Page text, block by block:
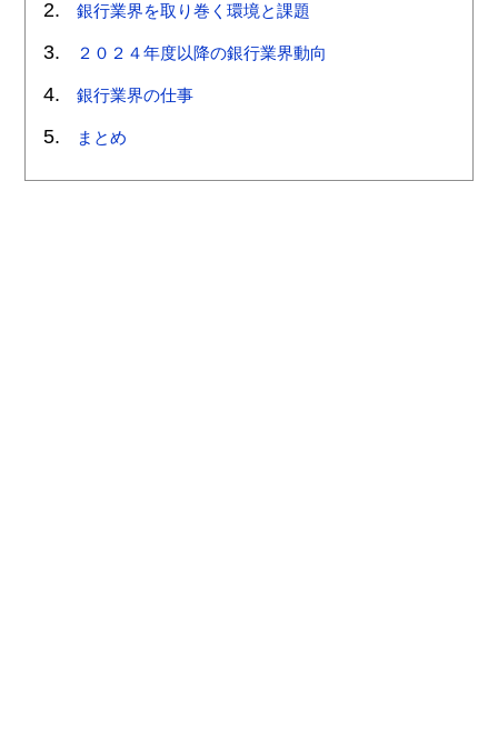
銀行業界を取り巻く環境と課題
２０２４年度以降の銀行業界動向
銀行業界の仕事
まとめ